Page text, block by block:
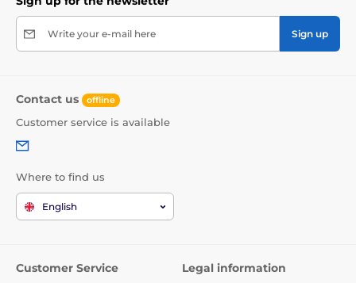
Write your e-mail here Sign up
Contact us offline
Customer service is available
Where to find us
English
Customer Service Legal information